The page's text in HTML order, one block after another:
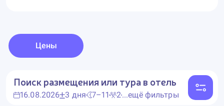
Цены
Поиск размещения или тура в отель
16.08.2026 3 дня 7–11 2...ещё фильтры